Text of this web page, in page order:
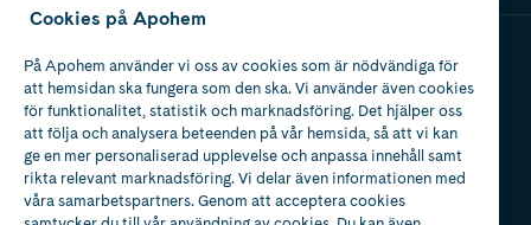
Apotek med tillstånd
av Läkemedelsverket
2024
Cookies på Apohem
På Apohem använder vi oss av cookies som är nödvändiga för
att hemsidan ska fungera som den ska. Vi använder även cookies
för funktionalitet, statistik och marknadsföring. Det hjälper oss
att följa och analysera beteenden på vår hemsida, så att vi kan
ge en mer personaliserad upplevelse och anpassa innehåll samt
rikta relevant marknadsföring. Vi delar även informationen med
våra samarbetspartners. Genom att acceptera cookies